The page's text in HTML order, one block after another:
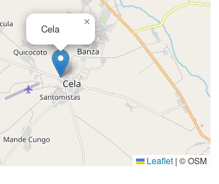
Cela
×
Leaflet | © OSM